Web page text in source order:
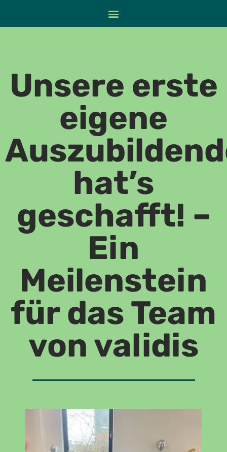
Unsere erste
eigene
hat’s
geschafft! –
Ein
Meilenstein
für das Team
von validis